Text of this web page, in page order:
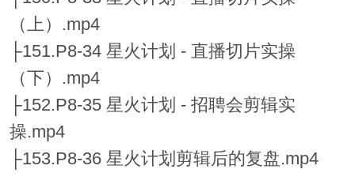
（上）.mp4
├151.P8-34 星火计划 - 直播切片实操
（下）.mp4
├152.P8-35 星火计划 - 招聘会剪辑实
操.mp4
├153.P8-36 星火计划剪辑后的复盘.mp4